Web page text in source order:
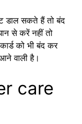
डाल सकते हैं तो बंद
से करें नहीं तो
को भी बंद कर
वाली है।
care